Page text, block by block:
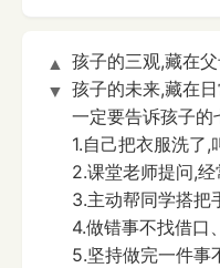
▲
▼
孩子的三观,藏在
孩子的未来,藏在日
一定要告诉孩子的
1.自己把衣服洗了,
2.课堂老师提问,经
3.主动帮同学搭把
4.做错事不找借口
5.坚持做完一件事